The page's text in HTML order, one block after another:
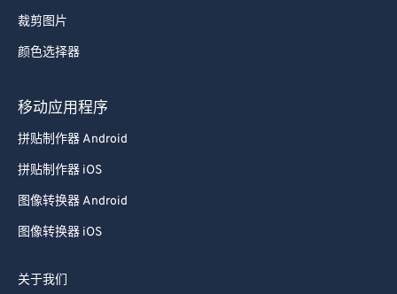
裁剪图片
颜色选择器
移动应用程序
拼贴制作器 Android
拼贴制作器 iOS
图像转换器 Android
图像转换器 iOS
关于我们